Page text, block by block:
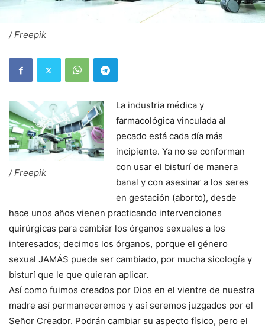
/ Freepik
/ Freepik
La industria médica y
farmacológica vinculada al
pecado está cada día más
incipiente. Ya no se conforman
con usar el bisturí de manera
banal y con asesinar a los seres
en gestación (aborto), desde
hace unos años vienen practicando intervenciones
quirúrgicas para cambiar los órganos sexuales a los
interesados; decimos los órganos, porque el género
sexual JAMÁS puede ser cambiado, por mucha sicología y
bisturí que le que quieran aplicar.
Así como fuimos creados por Dios en el vientre de nuestra
madre así permaneceremos y así seremos juzgados por el
Señor Creador. Podrán cambiar su aspecto físico, pero el